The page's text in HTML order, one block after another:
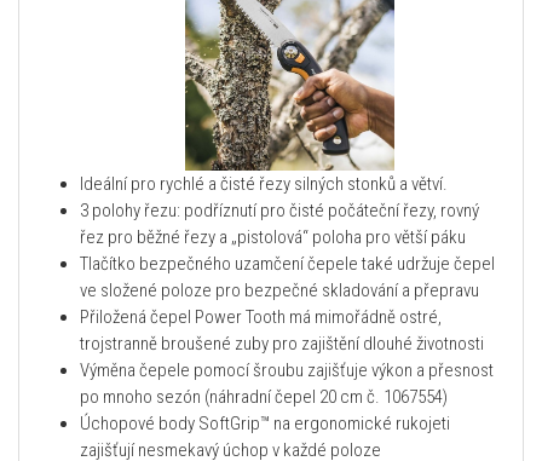
Ideální pro rychlé a čisté řezy silných stonků a větví.
3 polohy řezu: podříznutí pro čisté počáteční řezy, rovný
řez pro běžné řezy a „pistolová“ poloha pro větší páku
Tlačítko bezpečného uzamčení čepele také udržuje čepel
ve složené poloze pro bezpečné skladování a přepravu
Přiložená čepel Power Tooth má mimořádně ostré,
trojstranně broušené zuby pro zajištění dlouhé životnosti
Výměna čepele pomocí šroubu zajišťuje výkon a přesnost
po mnoho sezón (náhradní čepel 20 cm č. 1067554)
Úchopové body SoftGrip™ na ergonomické rukojeti
zajišťují nesmekavý úchop v každé poloze